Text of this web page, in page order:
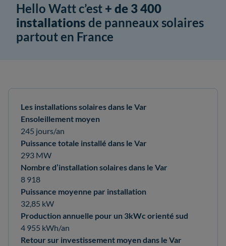
Hello Watt c’est + de 3 400
installations de panneaux solaires
partout en France
Les installations solaires dans le Var
Ensoleillement moyen
245 jours/an
Puissance totale installé dans le Var
293 MW
Nombre d’installation solaires dans le Var
8 918
Puissance moyenne par installation
32,85 kW
Production annuelle pour un 3kWc orienté sud
4 955 kWh/an
Retour sur investissement moyen dans le Var